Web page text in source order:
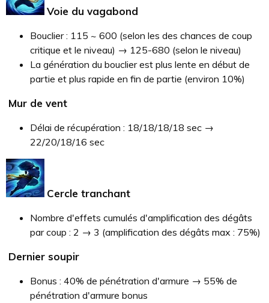
Voie du vagabond
Bouclier : 115 ~ 600 (selon les des chances de coup
critique et le niveau) → 125-680 (selon le niveau)
La génération du bouclier est plus lente en début de
partie et plus rapide en fin de partie (environ 10%)
Mur de vent
Délai de récupération : 18/18/18/18 sec →
22/20/18/16 sec
Cercle tranchant
Nombre d'effets cumulés d'amplification des dégâts
par coup : 2 → 3 (amplification des dégâts max : 75%)
Dernier soupir
Bonus : 40% de pénétration d'armure → 55% de
pénétration d'armure bonus